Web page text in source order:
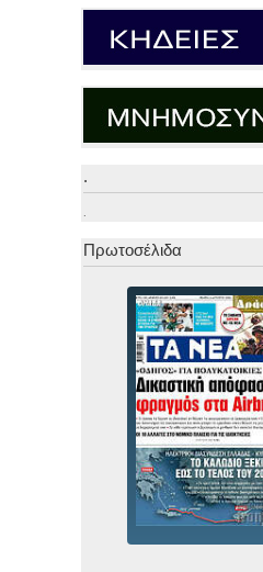
.
.
Πρωτοσέλιδα